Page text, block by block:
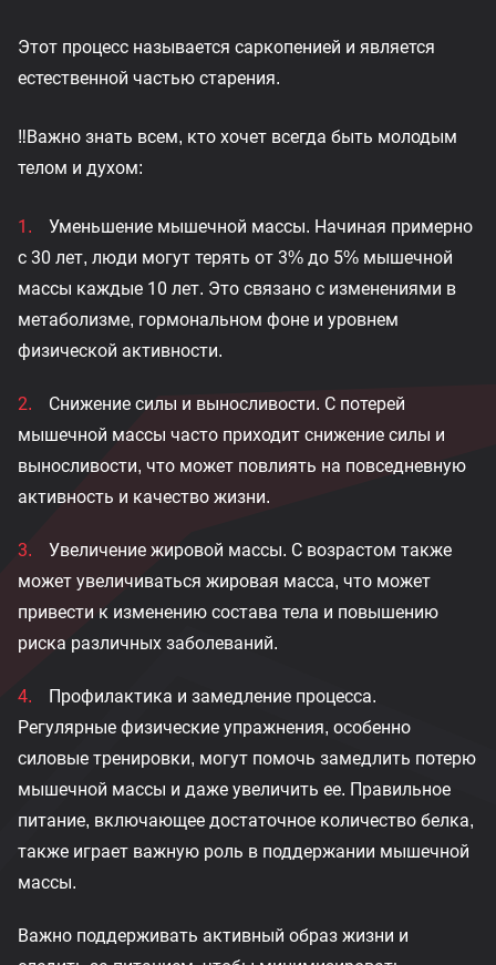
Этот процесс называется саркопенией и является
естественной частью старения.
‼️Важно знать всем, кто хочет всегда быть молодым
телом и духом:
Уменьшение мышечной массы. Начиная примерно
с 30 лет, люди могут терять от 3% до 5% мышечной
массы каждые 10 лет. Это связано с изменениями в
метаболизме, гормональном фоне и уровнем
физической активности.
Снижение силы и выносливости. С потерей
мышечной массы часто приходит снижение силы и
выносливости, что может повлиять на повседневную
активность и качество жизни.
Увеличение жировой массы. С возрастом также
может увеличиваться жировая масса, что может
привести к изменению состава тела и повышению
риска различных заболеваний.
Профилактика и замедление процесса.
Регулярные физические упражнения, особенно
силовые тренировки, могут помочь замедлить потерю
мышечной массы и даже увеличить ее. Правильное
питание, включающее достаточное количество белка,
также играет важную роль в поддержании мышечной
массы.
Важно поддерживать активный образ жизни и